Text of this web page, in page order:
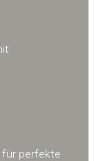
für perfekte